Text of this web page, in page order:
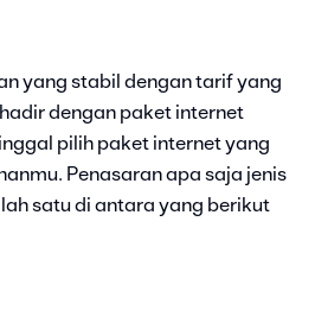
yang stabil dengan tarif yang
dengan paket internet
pilih paket internet yang
Penasaran apa saja jenis
satu di antara yang berikut